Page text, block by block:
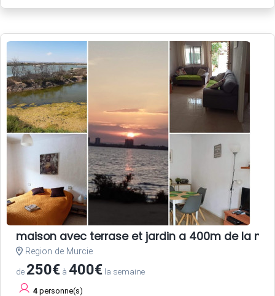
maison avec terrase et jardin a 400m de la mer
Region de Murcie
de 250€ à 400€ la semaine
4 personne(s)